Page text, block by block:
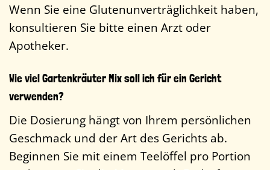
Wenn Sie eine Glutenunverträglichkeit haben,
konsultieren Sie bitte einen Arzt oder
Apotheker.
Wie viel Gartenkräuter Mix soll ich für ein Gericht
verwenden?
Die Dosierung hängt von Ihrem persönlichen
Geschmack und der Art des Gerichts ab.
Beginnen Sie mit einem Teelöffel pro Portion